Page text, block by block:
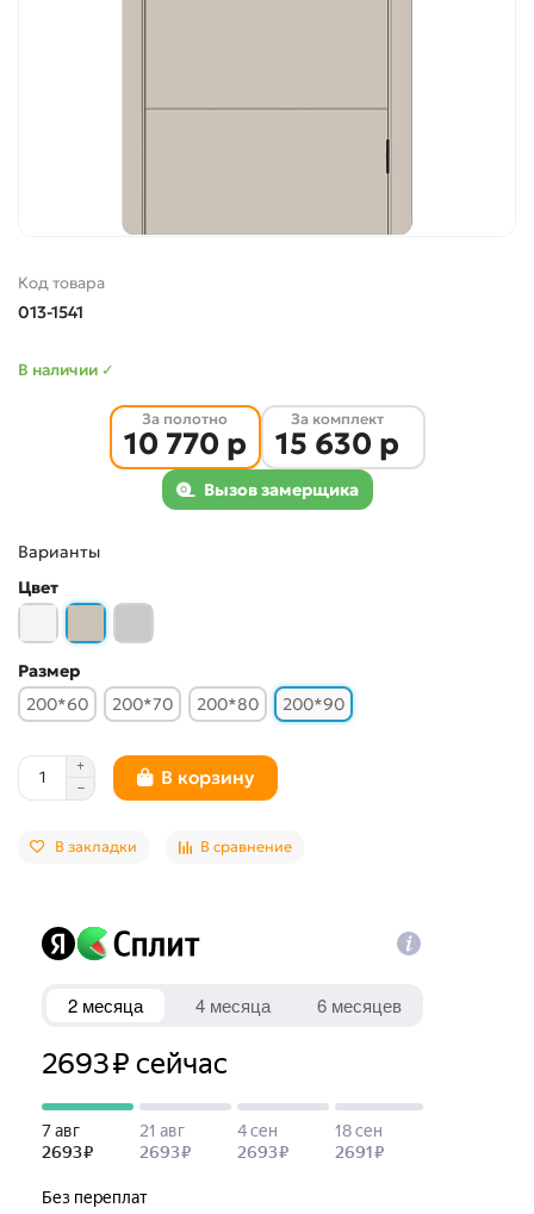
Код товара
013-1541
В наличии ✓
За полотно
10 770 р
За комплект
15 630 р
Вызов замерщика
Варианты
Цвет
Размер
200*60
200*70 200*80 200*90
В корзину
В закладки В сравнение